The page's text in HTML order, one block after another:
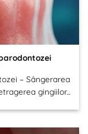
– Sângerarea
gingiilor...